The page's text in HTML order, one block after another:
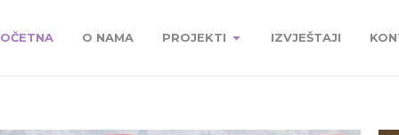
O NAMA PROJEKTI IZVJEŠTAJI